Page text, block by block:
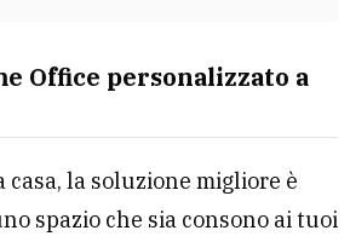
Office personalizzato a
casa, la soluzione migliore è
spazio che sia consono ai tuoi